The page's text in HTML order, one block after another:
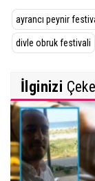
ayrancı peynir
divle obruk festivali
İlginizi